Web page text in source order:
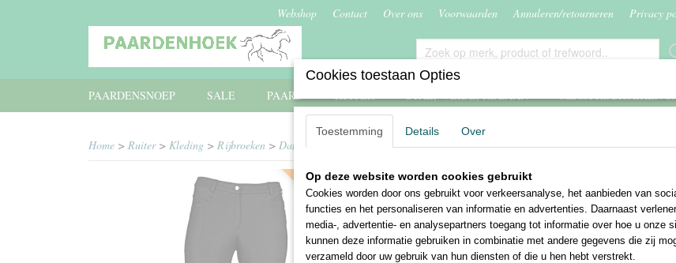
Webshop Contact Over ons Voorwaarden Annuleren/retourneren Privacy
PAARDENSNOEP SALE PAARD RUITER STAL, WEIDE, RIJBAAN MEGA RIJBROEKEN
Home > Ruiter> Kleding > Rijbroeken > Dames Horka rijbroek Shania
- winter rijbroek - Horka rijbroek Shania
€ 119,95 € 59,95 (inclusief btw 21%)
✓Op voorraad
Cookies toestaan Opties
Toestemming Details Over
Op deze website worden cookies gebruikt
Cookies worden door ons gebruikt voor verkeersanalyse, het aanbieden van
functies en het personaliseren van informatie en advertenties. Daarnaast
media-, advertentie- en analysepartners toegang tot informatie over hoe u onze
kunnen deze informatie gebruiken in combinatie met andere gegevens die zij
verzameld door uw gebruik van hun diensten of die u hen hebt verstrekt.